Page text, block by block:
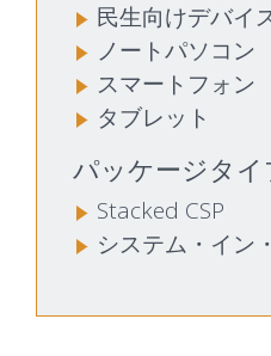
民生向けデバイ
ノートパソコン
スマートフォン
タブレット
パッケージタイ
Stacked CSP
システム・イン